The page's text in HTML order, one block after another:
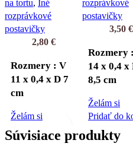
na tortu, Iné
rozprávkové
postavičky
2,80 €
Rozmery : V
11 x 0,4 x D 7
cm
Želám si
Pridať do košíka
Rýchly náhľad
rozprávkové
postavičky
3,50 €
Rozmery
14 x 0,4 x
8,5 cm
Želám si
Pridať do
Rýchly
Súvisiace produkty